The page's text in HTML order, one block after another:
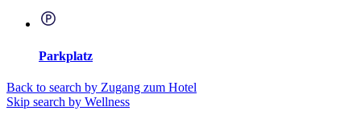
Parkplatz
Back to search by Zugang zum Hotel
Skip search by Wellness